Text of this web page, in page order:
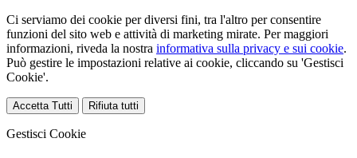
Ci serviamo dei cookie per diversi fini, tra l'altro per consentire
funzioni del sito web e attività di marketing mirate. Per maggiori
informazioni, riveda la nostra informativa sulla privacy e sui cookie.
Può gestire le impostazioni relative ai cookie, cliccando su 'Gestisci
Cookie'.
Accetta Tutti Rifiuta tutti
Gestisci Cookie